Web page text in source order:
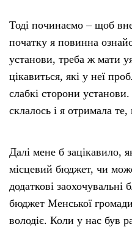
Тоді починаємо – щоб
початку я повинна
установи, треба ж мати
цікавиться, які у неї
слабкі сторони
склалось і я отримала
Далі мене б зацікавило,
місцевий бюджет, чи
додаткові заохочувальні
бюджет Менської
володіє. Коли у нас був